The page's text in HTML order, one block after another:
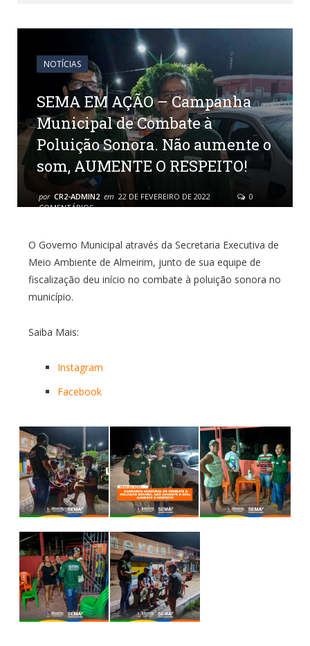
NOTÍCIAS
SEMA EM AÇÃO – Campanha
Municipal de Combate à
Poluição Sonora. Não aumente o
som, AUMENTE O RESPEITO!
por CR2-ADMIN2 em 22 DE FEVEREIRO DE 2022
0
COMENTÁRIOS
O Governo Municipal através da Secretaria Executiva de
Meio Ambiente de Almeirim, junto de sua equipe de
fiscalização deu início no combate à poluição sonora no
município.
Saiba Mais:
Instagram
Facebook